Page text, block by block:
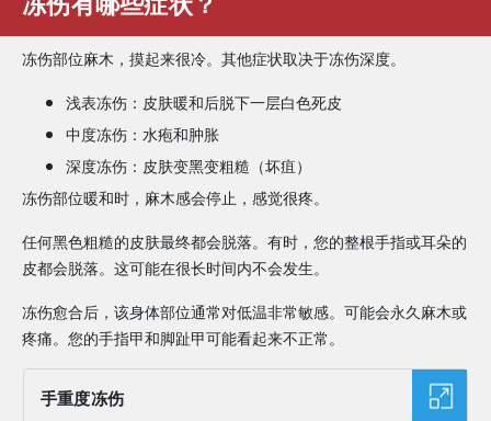
冻伤部位麻木，摸起来很冷。其他症状取决于冻伤深度。
浅表冻伤：皮肤暖和后脱下一层白色死皮
中度冻伤：水疱和肿胀
深度冻伤：皮肤变黑变粗糙（坏疽）
冻伤部位暖和时，麻木感会停止，感觉很疼。
任何黑色粗糙的皮肤最终都会脱落。有时，您的整根手指或耳朵的
皮都会脱落。这可能在很长时间内不会发生。
冻伤愈合后，该身体部位通常对低温非常敏感。可能会永久麻木或
疼痛。您的手指甲和脚趾甲可能看起来不正常。
手重度冻伤